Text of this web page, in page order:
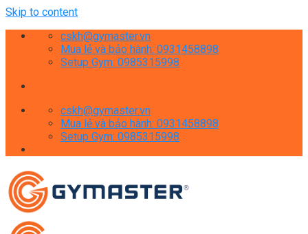
Skip to content
cskh@gymaster.vn
Mua lẻ và bảo hành: 0931458898
Setup Gym: 0985315998
cskh@gymaster.vn
Mua lẻ và bảo hành: 0931458898
Setup Gym: 0985315998